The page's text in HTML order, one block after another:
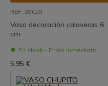
REF: 39029
Vaso decoración calaveras 6
cm
En stock - Envío inmediato
5,95 €